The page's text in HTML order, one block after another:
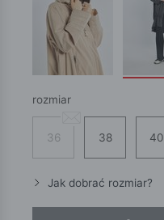
rozmiar
36 38 40
Jak dobrać rozmiar?